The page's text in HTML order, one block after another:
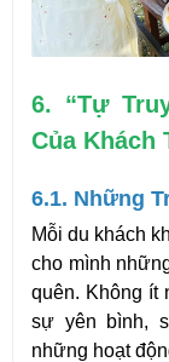
6. “Tự
Của Khách
6.1. Những
Mỗi du khách
cho mình
quên. Không ít
sự yên bình,
những hoạt